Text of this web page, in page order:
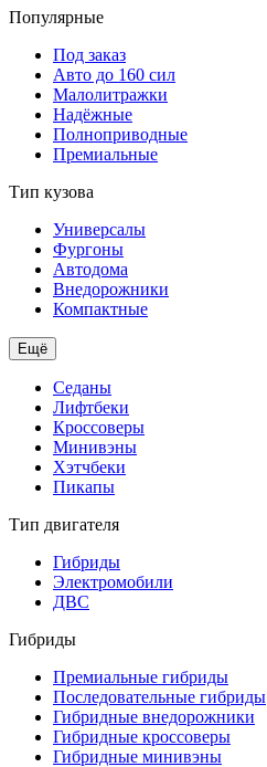
Популярные
Под заказ
Авто до 160 сил
Малолитражки
Надёжные
Полноприводные
Премиальные
Тип кузова
Универсалы
Фургоны
Автодома
Внедорожники
Компактные
Ещё
Седаны
Лифтбеки
Кроссоверы
Минивэны
Хэтчбеки
Пикапы
Тип двигателя
Гибриды
Электромобили
ДВС
Гибриды
Премиальные гибриды
Последовательные гибриды
Гибридные внедорожники
Гибридные кроссоверы
Гибридные минивэны